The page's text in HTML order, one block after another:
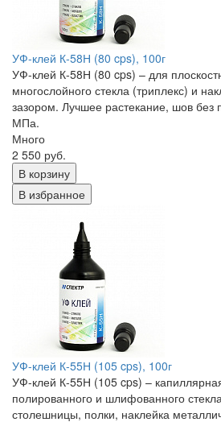
УФ-клей К-58Н (80 cps), 100г
УФ-клей К-58Н (80 cps) – для
многослойного стекла (триплекс) и
зазором. Лучшее растекание, шов без
МПа.
Много
2 550 руб.
В корзину
В избранное
УФ-клей К-55Н (105 cps), 100г
УФ-клей К-55Н (105 cps) –
полированного и шлифованного
столешницы, полки, наклейка